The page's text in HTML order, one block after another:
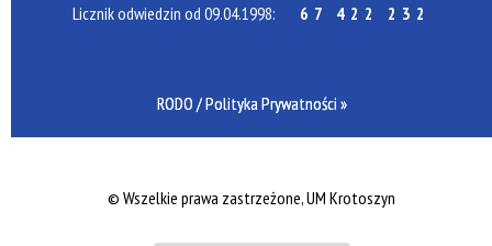
Licznik odwiedzin od 09.04.1998: 67 422 232
RODO / Polityka Prywatności »
© Wszelkie prawa zastrzeżone, UM Krotoszyn